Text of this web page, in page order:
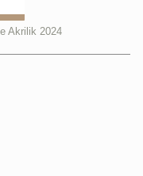
Akrilik 2024